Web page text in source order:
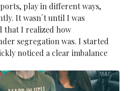
play in different ways,
It wasn´t until I was
that I realized how
segregation was. I started
noticed a clear imbalance